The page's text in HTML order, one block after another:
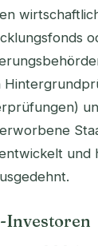
und
Investoren